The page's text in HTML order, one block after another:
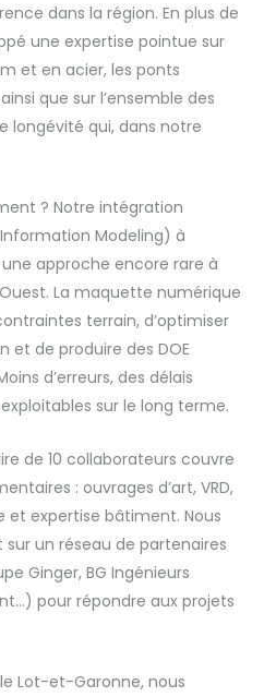
dans la région. En plus de
une expertise pointue sur
et en acier, les ponts
que sur l’ensemble des
longévité qui, dans notre
? Notre intégration
Modeling) à
approche encore rare à
La maquette numérique
terrain, d’optimiser
et de produire des DOE
d’erreurs, des délais
sur le long terme.
de 10 collaborateurs couvre
: ouvrages d’art, VRD,
expertise bâtiment. Nous
un réseau de partenaires
Ginger, BG Ingénieurs
pour répondre aux projets
Lot-et-Garonne, nous